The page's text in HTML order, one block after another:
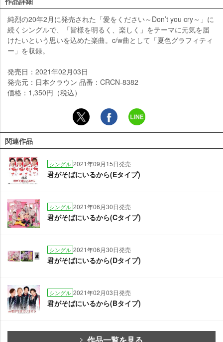
純烈の20年2月に発売された「愛をください～Don’t you cry～」に
続くシングルで、「皆様を明るく、楽しく」をテーマに元気を届
けたいという思いを込めた楽曲。c/w曲として「夏色グラフィティ
ー」を収録。
発売日：2021年02月03日
発売元：日本クラウン 品番：CRCN-8382
価格：1,350円（税込）
関連作品
シングル 2021年09月15日発売
君がそばにいるから(Eタイプ)
シングル 2021年06月30日発売
君がそばにいるから(Cタイプ)
シングル 2021年06月30日発売
君がそばにいるから(Dタイプ)
シングル 2021年02月03日発売
君がそばにいるから(Bタイプ)